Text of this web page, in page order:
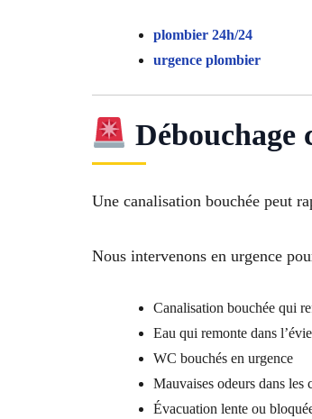
plombier 24h/24
urgence plombier
Débouchage
Une canalisation bouchée peut
Nous intervenons en urgence
Canalisation bouchée qui
Eau qui remonte dans
WC bouchés en urgence
Mauvaises odeurs dans les
Évacuation lente ou